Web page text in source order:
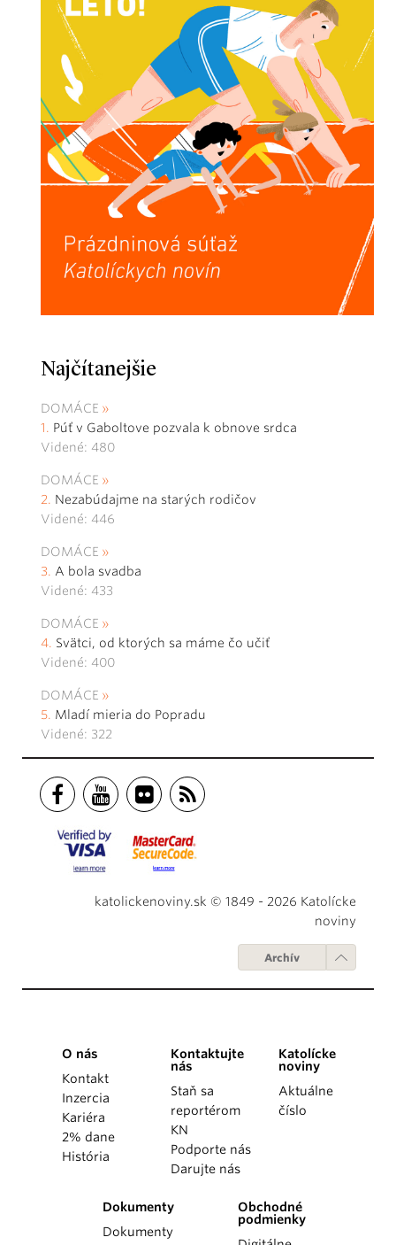
Najčítanejšie
DOMÁCE
Púť v Gaboltove pozvala k obnove srdca
Videné: 480
DOMÁCE
Nezabúdajme na starých rodičov
Videné: 446
DOMÁCE
A bola svadba
Videné: 433
DOMÁCE
Svätci, od ktorých sa máme čo učiť
Videné: 400
DOMÁCE
Mladí mieria do Popradu
Videné: 322
katolickenoviny.sk © 1849 - 2026 Katolícke
noviny
Archív
O nás
Kontakt
Inzercia
Kariéra
2% dane
História
Kontaktujte
nás
Staň sa
reportérom
KN
Podporte nás
Darujte nás
Katolícke
noviny
Aktuálne
číslo
Dokumenty
Dokumenty
Obchodné
podmienky